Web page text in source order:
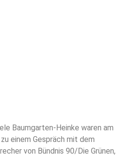
Baumgarten-Heinke waren am
einem Gespräch mit dem
von Bündnis 90/Die Grünen,